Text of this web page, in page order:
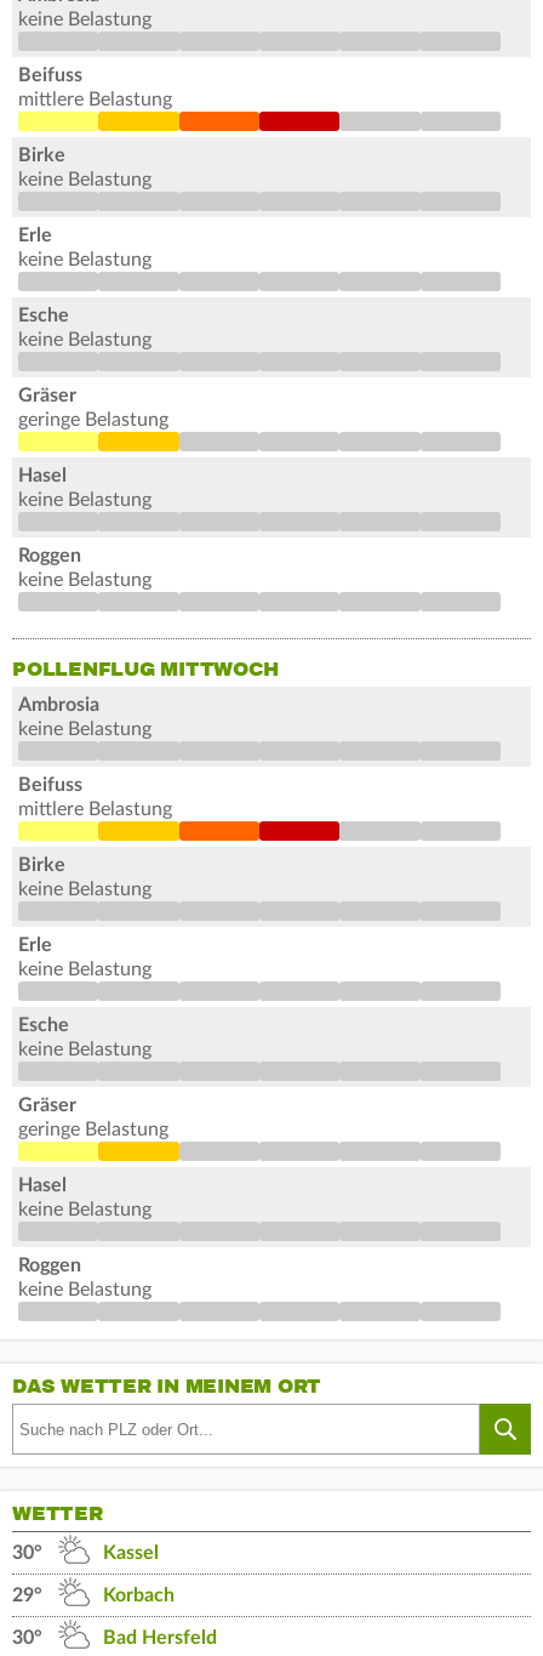
keine Belastung
Beifuss
mittlere Belastung
Birke
keine Belastung
Erle
keine Belastung
Esche
keine Belastung
Gräser
geringe Belastung
Hasel
keine Belastung
Roggen
keine Belastung
POLLENFLUG MITTWOCH
Ambrosia
keine Belastung
Beifuss
mittlere Belastung
Birke
keine Belastung
Erle
keine Belastung
Esche
keine Belastung
Gräser
geringe Belastung
Hasel
keine Belastung
Roggen
keine Belastung
DAS WETTER IN MEINEM ORT
WETTER
30° Kassel
29° Korbach
30° Bad Hersfeld